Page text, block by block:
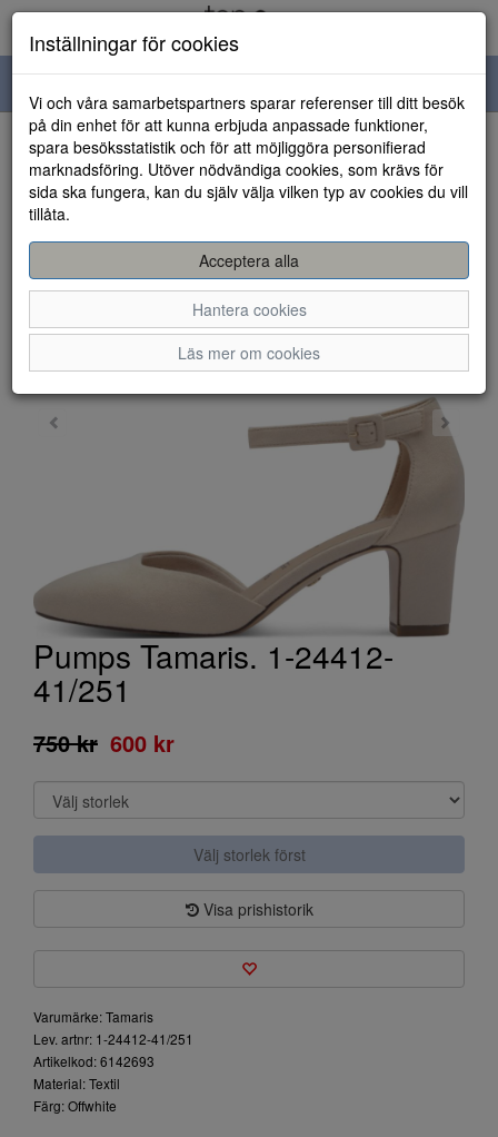
navigation
HEM
Pumps Tamaris. 1-24412-
41/251
750 kr 600 kr
Välj storlek först
Visa prishistorik
Varumärke: Tamaris
Lev. artnr: 1-24412-41/251
Artikelkod: 6142693
Material: Textil
Färg: Offwhite
Inställningar för cookies
Vi och våra samarbetspartners sparar referenser till ditt besök
på din enhet för att kunna erbjuda anpassade funktioner,
spara besöksstatistik och för att möjliggöra personifierad
marknadsföring. Utöver nödvändiga cookies, som krävs för
sida ska fungera, kan du själv välja vilken typ av cookies du vill
tillåta.
Acceptera alla
Hantera cookies
Läs mer om cookies